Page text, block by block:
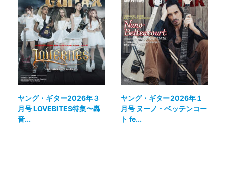
ヤング・ギター2026年３
月号 LOVEBITES特集〜轟
音...
ヤング・ギター2026年１
月号 ヌーノ・ベッテンコー
ト fe...